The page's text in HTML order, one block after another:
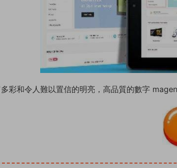
彩和令人難以置信的明亮，高品質的數字